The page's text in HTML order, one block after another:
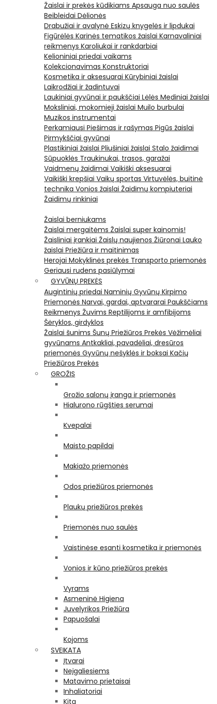
Žaislai ir prekės kūdikiams Apsauga nuo saulės
Beibleidai Dėlionės
Drabužiai ir avalynė Eskizų knygelės ir lipdukai
Figūrėlės Karinės tematikos žaislai Karnavaliniai
reikmenys Karoliukai ir rankdarbiai
Kelioniniai priedai vaikams
Kolekcionavimas Konstruktoriai
Kosmetika ir aksesuarai Kūrybiniai žaislai
Laikrodžiai ir žadintuvai
Laukiniai gyvūnai ir paukščiai Lėlės Mediniai žaislai
Moksliniai, mokomieji žaislai Muilo burbulai
Muzikos instrumentai
Perkamiausi Piešimas ir rašymas Pigūs žaislai
Pirmykščiai gyvūnai
Plastikiniai žaislai Pliušiniai žaislai Stalo žaidimai
Sūpuoklės Traukinukai, trasos, garažai
Vaidmenų žaidimai Vaikiški aksesuarai
Vaikiški krepšiai Vaikų sportas Virtuvėlės, buitinė
technika Vonios žaislai Žaidimų kompiuteriai
Žaidimų rinkiniai
Žaislai berniukams
Žaislai mergaitėms Žaislai super kainomis!
Žaisliniai įrankiai Žaislų naujienos Žiūronai Lauko
žaislai Priežiūra ir maitinimas
Herojai Mokyklinės prekės Transporto priemonės
Geriausi rudens pasiūlymai
GYVŪNŲ PREKĖS
Augintinių priedai Naminių Gyvūnų Kirpimo
Priemonės Narvai, gardai, aptvararai Paukščiams
Reikmenys Žuvims Reptilijoms ir amfibijoms
Šėryklos, girdyklos
Žaislai šunims Šunų Priežiūros Prekės Vėžimėliai
gyvūnams Antkakliai, pavadėliai, dresūros
priemonės Gyvūnų nešyklės ir boksai Kačių
Priežiūros Prekės
GROŽIS
Grožio salonų įranga ir priemonės
Hialurono rūgšties serumai
Kvepalai
Maisto papildai
Makiažo priemonės
Odos priežiūros priemonės
Plaukų priežiūros prekės
Priemonės nuo saulės
Vaistinėse esanti kosmetika ir priemonės
Vonios ir kūno priežiūros prekės
Vyrams
Asmeninė Higiena
Juvelyrikos Priežiūra
Papuošalai
Kojoms
SVEIKATA
Įtvarai
Neįgaliesiems
Matavimo prietaisai
Inhaliatoriai
Kita